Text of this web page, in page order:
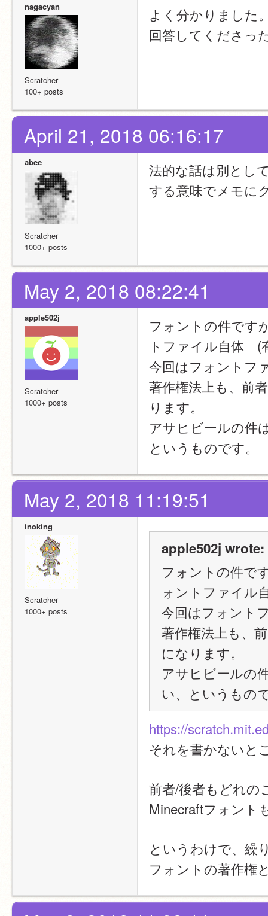
nagacyan
Scratcher
100+ posts
よく分かりました
回答してくださっ
April 21, 2018 06:16:17
abee
Scratcher
1000+ posts
法的な話は別とし
する意味でメモに
May 2, 2018 08:22:41
apple502j
Scratcher
1000+ posts
フォントの件です
トファイル自体」
今回はフォントフ
著作権法上も、前
ります。
アサヒビールの件
というものです。
May 2, 2018 11:19:51
inoking
Scratcher
1000+ posts
apple502j wrote:
フォントの件で
ォントファイル
今回はフォント
著作権法上も、
になります。
アサヒビールの
い、というもの
https://
それを書かないと
前者/後者もどれの
Minecraftフォント
というわけで、繰
フォントの著作権